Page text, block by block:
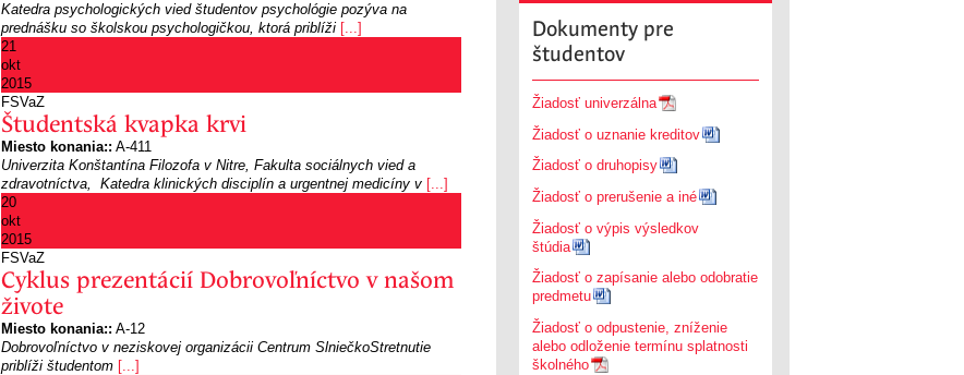
Katedra psychologických vied študentov psychológie pozýva na
prednášku so školskou psychologičkou, ktorá priblíži [...]
21
okt
2015
FSVaZ
Študentská kvapka krvi
Miesto konania:: A-411
Univerzita Konštantína Filozofa v Nitre, Fakulta sociálnych vied a
zdravotníctva, Katedra klinických disciplín a urgentnej medicíny v [...]
20
okt
2015
FSVaZ
Cyklus prezentácií Dobrovoľníctvo v našom
živote
Miesto konania:: A-12
Dobrovoľníctvo v neziskovej organizácii Centrum SlniečkoStretnutie
priblíži študentom [...]
Dokumentypre
študentov
Žiadosť univerzálna
Žiadosť o uznanie kreditov
Žiadosť o druhopisy
Žiadosť o prerušenie a iné
Žiadosť o výpis výsledkov
štúdia
Žiadosť o zapísanie alebo odobratie
predmetu
Žiadosť o odpustenie, zníženie
alebo odloženie termínu splatnosti
školného